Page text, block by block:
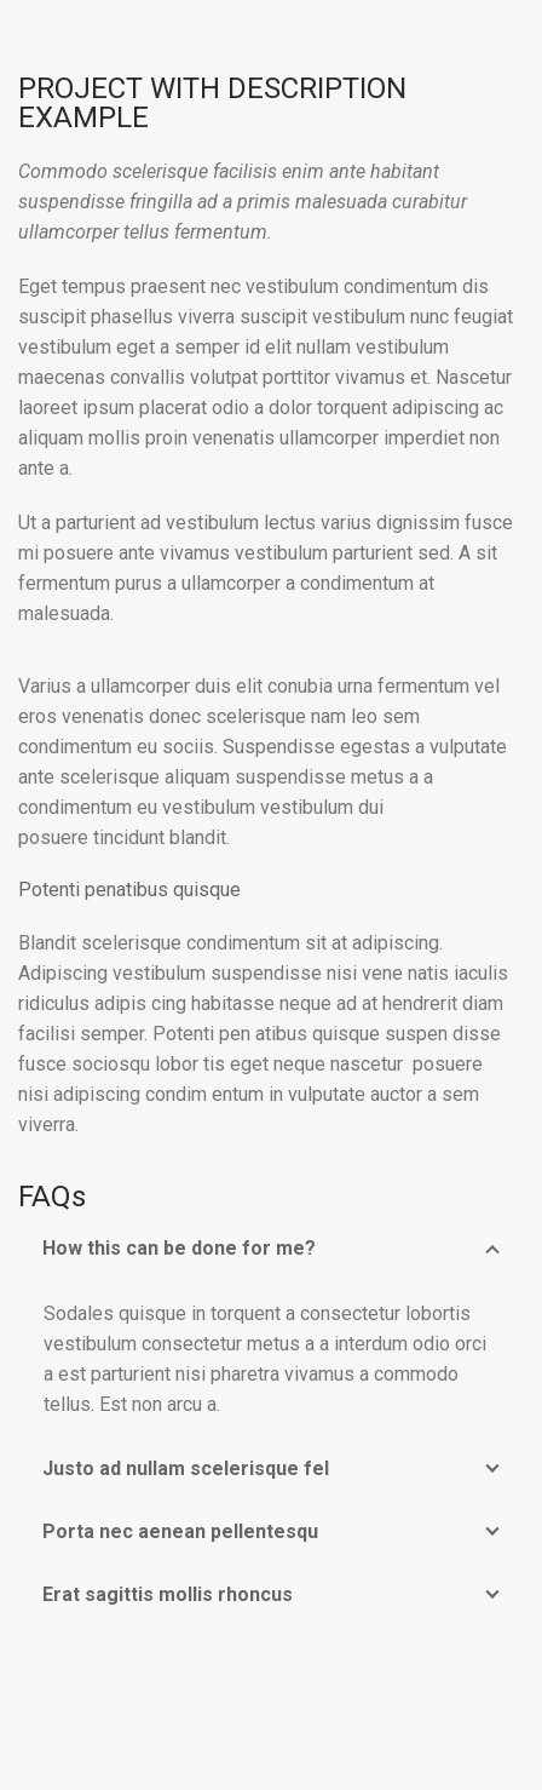
PROJECT WITH DESCRIPTION
EXAMPLE
Commodo scelerisque facilisis enim ante habitant
suspendisse fringilla ad a primis malesuada curabitur
ullamcorper tellus fermentum.
Eget tempus praesent nec vestibulum condimentum dis
suscipit phasellus viverra suscipit vestibulum nunc feugiat
vestibulum eget a semper id elit nullam vestibulum
maecenas convallis volutpat porttitor vivamus et. Nascetur
laoreet ipsum placerat odio a dolor torquent adipiscing ac
aliquam mollis proin venenatis ullamcorper imperdiet non
ante a.
Ut a parturient ad vestibulum lectus varius dignissim fusce
mi posuere ante vivamus vestibulum parturient sed. A sit
fermentum purus a ullamcorper a condimentum at
malesuada.
Varius a ullamcorper duis elit conubia urna fermentum vel
eros venenatis donec scelerisque nam leo sem
condimentum eu sociis. Suspendisse egestas a vulputate
ante scelerisque aliquam suspendisse metus a a
condimentum eu vestibulum vestibulum dui
posuere tincidunt blandit.
Potenti penatibus quisque
Blandit scelerisque condimentum sit at adipiscing.
Adipiscing vestibulum suspendisse nisi vene natis iaculis
ridiculus adipis cing habitasse neque ad at hendrerit diam
facilisi semper. Potenti pen atibus quisque suspen disse
fusce sociosqu lobor tis eget neque nascetur posuere
nisi adipiscing condim entum in vulputate auctor a sem
viverra.
FAQs
How this can be done for me?
Sodales quisque in torquent a consectetur lobortis
vestibulum consectetur metus a a interdum odio orci
a est parturient nisi pharetra vivamus a commodo
tellus. Est non arcu a.
Justo ad nullam scelerisque fel
Porta nec aenean pellentesqu
Erat sagittis mollis rhoncus